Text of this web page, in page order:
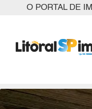
O PORTAL DE